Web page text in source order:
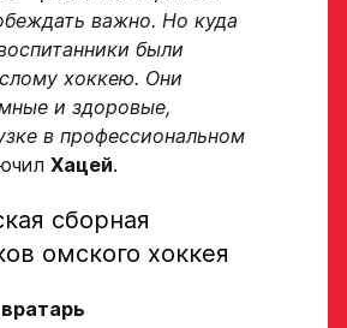
важно. Но куда
были
хоккею. Они
и здоровые,
в профессиональном
Хацей.
сборная
омского хоккея